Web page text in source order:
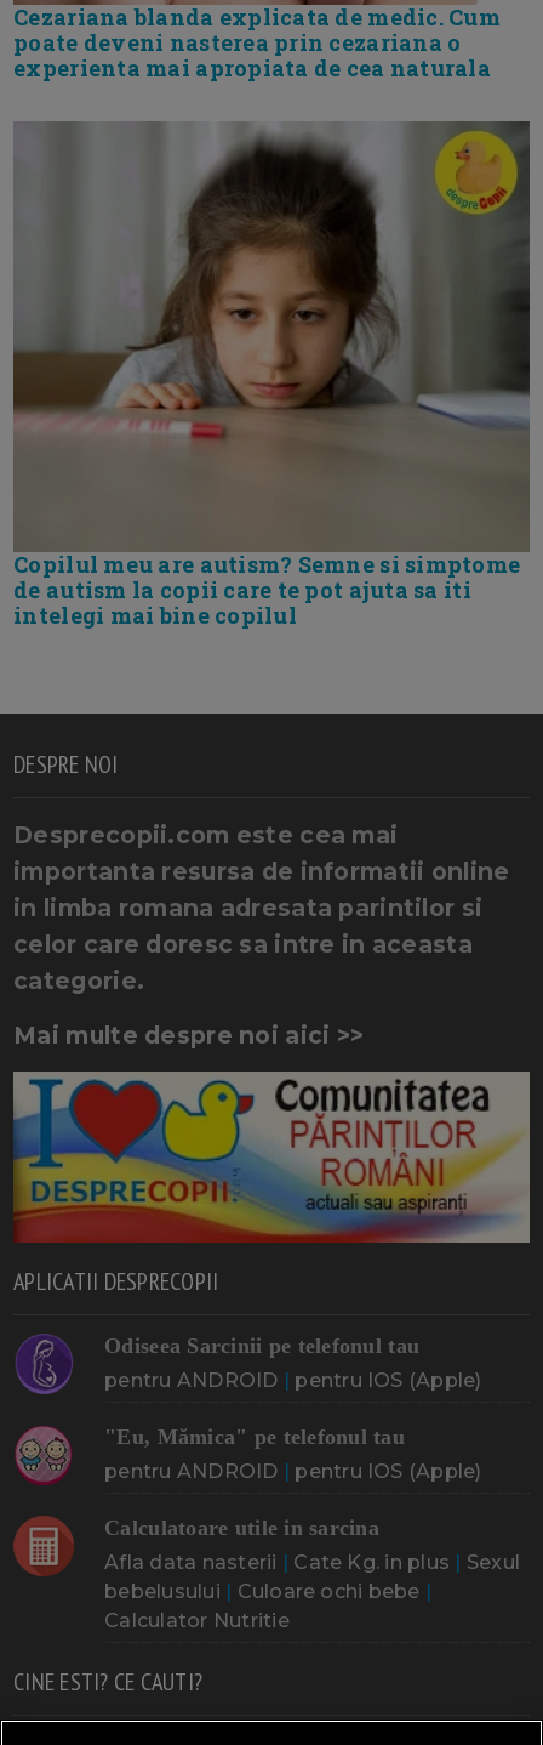
Cezariana blanda explicata de medic. Cum
poate deveni nasterea prin cezariana o
experienta mai apropiata de cea naturala
Copilul meu are autism? Semne si simptome
de autism la copii care te pot ajuta sa iti
intelegi mai bine copilul
DESPRE NOI
Desprecopii.com este cea mai
importanta resursa de informatii online
in limba romana adresata parintilor si
celor care doresc sa intre in aceasta
categorie.
Mai multe despre noi aici >>
APLICATII DESPRECOPII
Odiseea Sarcinii pe telefonul tau
pentru ANDROID pentru IOS (Apple)
"Eu, Mămica" pe telefonul tau
pentru ANDROID pentru IOS (Apple)
Calculatoare utile in sarcina
Afla data nasterii Cate Kg. in plus
Sexul
bebelusului
Culoare ochi bebe
Calculator Nutritie
CINE ESTI? CE CAUTI?